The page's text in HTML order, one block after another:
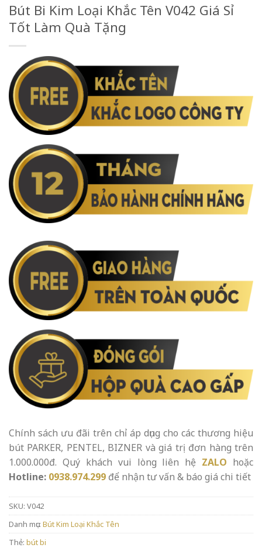
Bút Bi Kim Loại Khắc Tên V042 Giá Sỉ
Tốt Làm Quà Tặng
Chính sách ưu đãi trên chỉ áp dụng cho các thương hiệu
bút PARKER, PENTEL, BIZNER và giá trị đơn hàng trên
1.000.000đ. Quý khách vui lòng liên hệ ZALO hoặc
Hotline: 0938.974.299 để nhận tư vấn & báo giá chi tiết
SKU: V042
Danh mục: Bút Kim Loại Khắc Tên
Thẻ: bút bi